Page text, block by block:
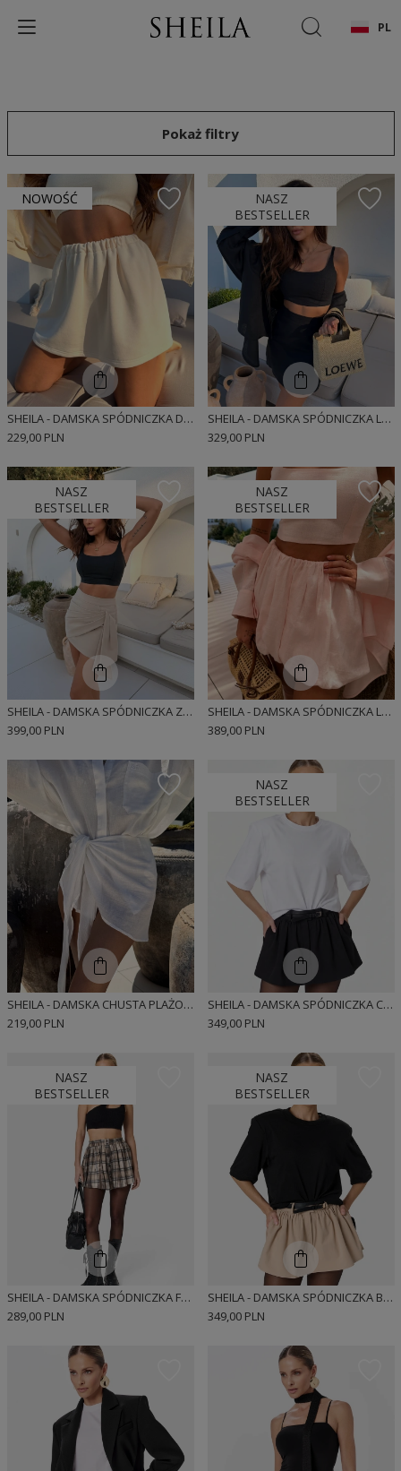
PL
Pokaż filtry
NOWOŚĆ
SHEILA - DAMSKA SPÓDNICZKA DRESOWA O PROSTYM KROJU 'BANANA BLOOM'
229,00 PLN
NASZ
BESTSELLER
SHEILA - DAMSKA SPÓDNICZKA LNIANA O REGULARNYM KROJU 'MUNDIE'
329,00 PLN
NASZ
BESTSELLER
SHEILA - DAMSKA SPÓDNICZKA Z EFEKTEM DRAPOWANIA Z EFEKTOWNEJ TKANINY 'NINA'
399,00 PLN
NASZ
BESTSELLER
SHEILA - DAMSKA SPÓDNICZKA LNIANA O KROJU BOMBKI ROŻOWA 'LUANNA'
389,00 PLN
SHEILA - DAMSKA CHUSTA PLAŻOWA Z WYJĄTKOWO MIĘKKIEJ I LEKKIEJ BAWEŁNY 'IBIZA'
219,00 PLN
NASZ
BESTSELLER
SHEILA - DAMSKA SPÓDNICZKA CZARNA W MIEJSKIM STYLU 'MIKA'
349,00 PLN
NASZ
BESTSELLER
SHEILA - DAMSKA SPÓDNICZKA FLANELOWA W KRATĘ TIE-DYE 'PECAN'
289,00 PLN
NASZ
BESTSELLER
SHEILA - DAMSKA SPÓDNICZKA BEŻOWA W MIEJSKIM STYLU 'MIKA'
349,00 PLN